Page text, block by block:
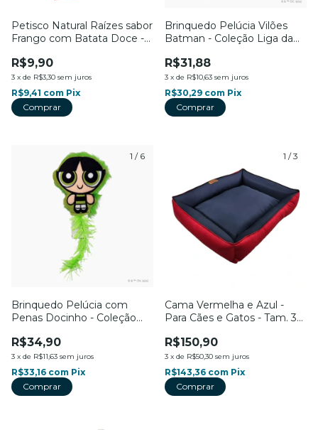
Petisco Natural Raízes sabor
Frango com Batata Doce -
R$9,90
3 x de R$3,30 sem juros
R$9,41 com Pix
Brinquedo Pelúcia Vilões
Batman - Coleção Liga da
R$31,88
3 x de R$10,63 sem juros
R$30,29 com Pix
1 / 6
Brinquedo Pelúcia com
Penas Docinho - Coleção
Para Gatos - Petiko
R$34,90
3 x de R$11,63 sem juros
R$33,16 com Pix
1 /3
Cama Vermelha e Azul -
Para Cães e Gatos - Tam. 3
R$150,90
3 x de R$50,30 sem juros
R$143,36 com Pix
Comprar